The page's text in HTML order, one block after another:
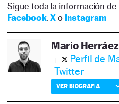
Sigue toda la información de
Facebook, Xo Instagram
Mario Herráez
Perfil de
Twitter
VER BIOGRAFÍA